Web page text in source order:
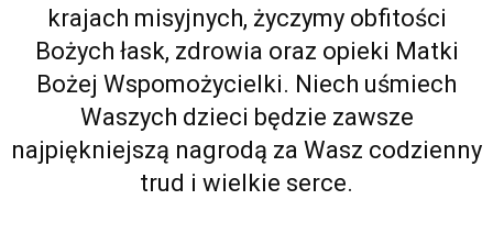
krajach misyjnych, życzymy obfitości
Bożych łask, zdrowia oraz opieki Matki
Bożej Wspomożycielki. Niech uśmiech
Waszych dzieci będzie zawsze
najpiękniejszą nagrodą za Wasz codzienny
trud i wielkie serce.